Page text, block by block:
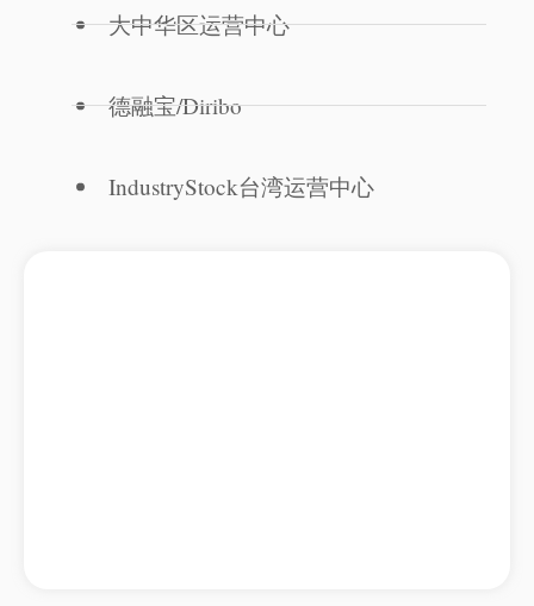
大中华区运营中心
德融宝/Diribo
IndustryStock台湾运营中心